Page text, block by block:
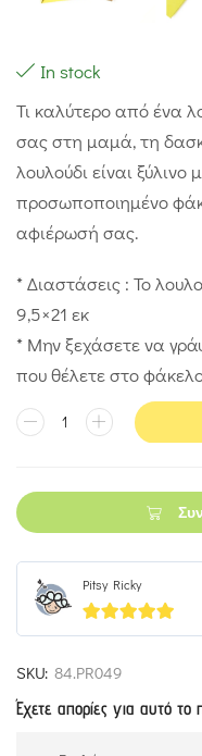
In stock
Τι καλύτερο από ένα
σας στη μαμά, τη
λουλούδι είναι
προσωποποιημένο
αφιέρωσή σας.
* Διαστάσεις : Το
9,5×21 εκ
* Μην ξεχάσετε να
που θέλετε στο
Pitsy Ricky
5out of 5
SKU: 84.PR049
Έχετε απορίες για αυτό